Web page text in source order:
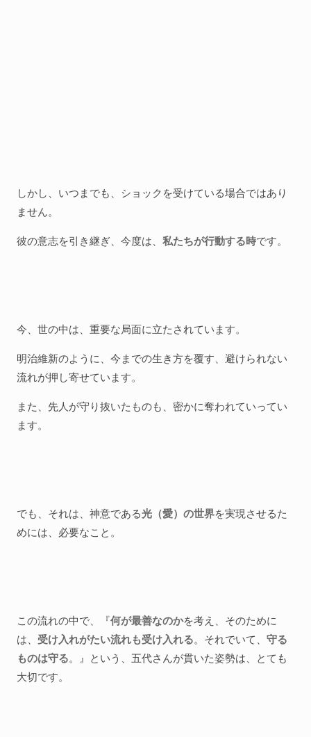
しかし、いつまでも、ショックを受けている場合ではあり
ません。
彼の意志を引き継ぎ、今度は、 私たちが行動する時です。
今、世の中は、重要な局面に立たされています。
明治維新のように、今までの生き方を覆す、避けられない
流れが押し寄せています。
また、先人が守り抜いたものも、密かに奪われていってい
ます。
でも、それは、神意である光（愛）の世界を実現させるた
めには、必要なこと。
この流れの中で、『何が最善なのかを考え、そのために
は、 受け入れがたい流れも受け入れる。それでいて、 守る
ものは守る。』という、五代さんが貫いた姿勢は、とても
大切です。